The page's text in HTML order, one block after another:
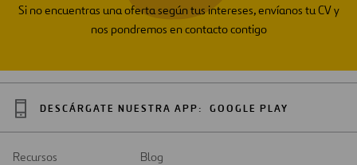
Si no encuentras una oferta según tus intereses, envíanos tu CV y
nos pondremos en contacto contigo
DESCÁRGATE NUESTRA APP: GOOGLE PLAY
Recursos
Blog